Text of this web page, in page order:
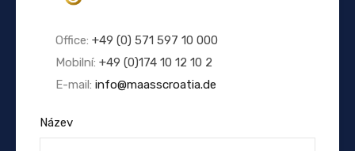
Office: +49 (0) 571 597 10 000
Mobilní: +49 (0)174 10 12 10 2
E-mail: info@maasscroatia.de
Název